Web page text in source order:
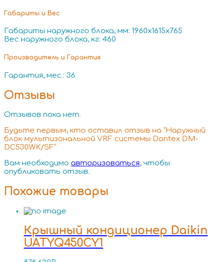
Габариты и Вес
Габариты наружного блока, мм: 1960x1615x765
Вес наружного блока, кг: 460
Производитель и Гарантия
Гарантия, мес.: 36
Отзывы
Отзывов пока нет.
Будьте первым, кто оставил отзыв на “Наружный
блок мультизональной VRF системы Dantex DM-
DC530WK/SF”
Вам необходимо авторизоваться, чтобы
опубликовать отзыв.
Похожие товары
Крышный кондиционер Daikin
UATYQ450CY1